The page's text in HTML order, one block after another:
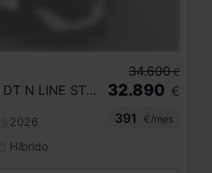
HEV 1.6GDI 138CV DT N LINE STYLE
2026
Híbrido
34.600 €
32.890 €
391
€/mes